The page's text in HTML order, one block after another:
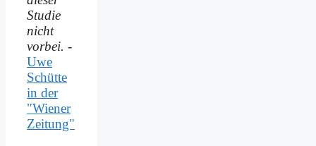
Studie
nicht
vorbei. -
Uwe
Schütte
in der
"Wiener
Zeitung"